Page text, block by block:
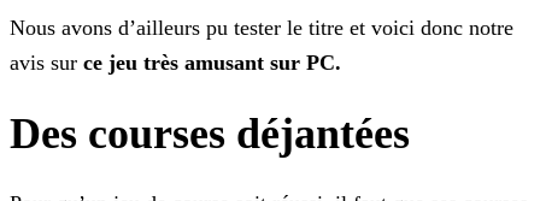
Nous avons d’ailleurs pu tester le titre et voici donc notre
avis sur ce jeu très amusant sur PC.
Des courses déjantées